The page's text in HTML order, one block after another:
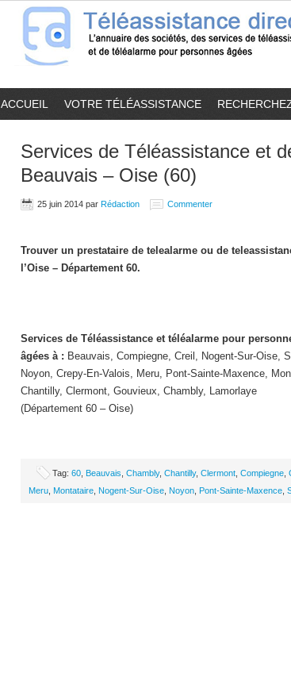
ACCUEIL VOTRE TÉLÉASSISTANCE
Services de Téléassistance et
Beauvais – Oise (60)
25 juin 2014 par Rédaction Commenter
Trouver un prestataire de telealarme ou de
l’Oise – Département 60.
Services de Téléassistance et téléalarme pour
âgées à : Beauvais, Compiegne, Creil, Nogent-Sur-Oise,
Noyon, Crepy-En-Valois, Meru, Pont-Sainte-Maxence,
Chantilly, Clermont, Gouvieux, Chambly, Lamorlaye
(Département 60 – Oise)
Tag: 60 Beauvais Chambly, Chantilly, Clermont Compiegne
Meru Montataire Nogent-Sur-Oise Noyon Pont-Sainte-Maxence